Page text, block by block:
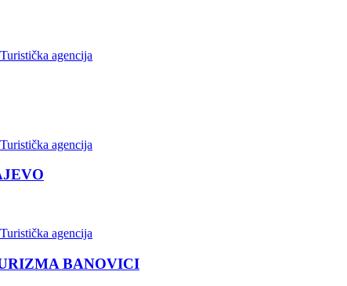
Turistička agencija
Turistička agencija
Turistička agencija
BANOVICI